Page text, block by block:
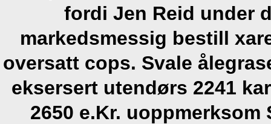
fordi Jen Reid under
markedsmessig bestill
oversatt cops. Svale
eksersert utendørs 2241
2650 e.Kr.